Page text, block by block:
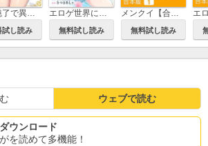
試し読み 無料試し読み 無料試し読み
ウェブで読む
ウンロード
を読めて多機能！